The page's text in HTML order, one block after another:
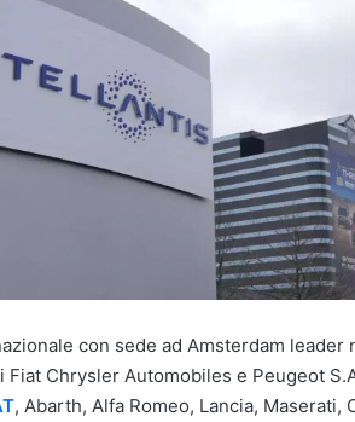
con sede ad Amsterdam
Fiat Chrysler Automobiles e Peugeot
, Abarth, Alfa Romeo, Lancia, Maserati,